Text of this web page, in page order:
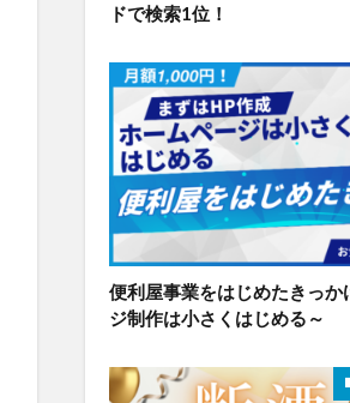
ドで検索1位！
便利屋事業をはじめたきっか
ジ制作は小さくはじめる～